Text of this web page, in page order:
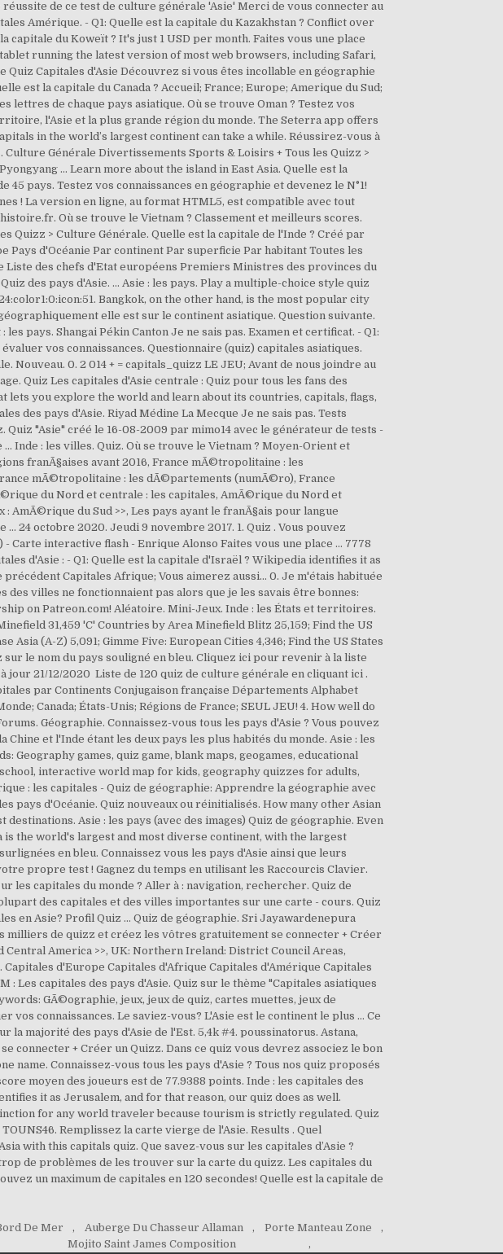
De Mer , Auberge Du Chasseur Allaman , Porte Manteau Zone
,
Mojito Saint James Composition ,